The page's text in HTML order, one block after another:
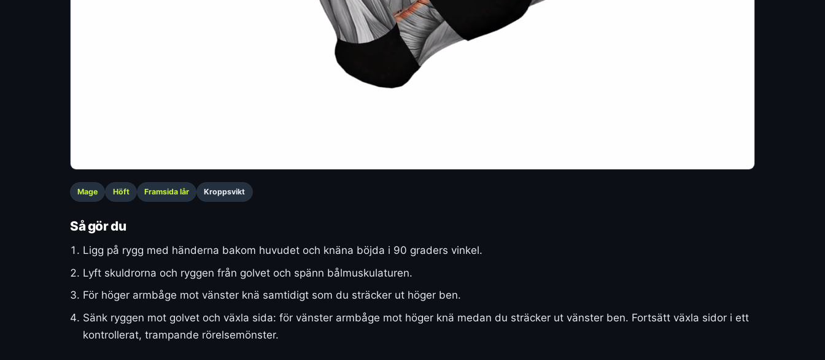
Mage Höft Framsida lår Kroppsvikt
Så gör du
Ligg på rygg med händerna bakom huvudet och knäna böjda i 90 graders vinkel.
Lyft skuldrorna och ryggen från golvet och spänn bålmuskulaturen.
För höger armbåge mot vänster knä samtidigt som du sträcker ut höger ben.
Sänk ryggen mot golvet och växla sida: för vänster armbåge mot höger knä medan du sträcker ut vänster ben. Fortsätt växla sidor i ett
kontrollerat, trampande rörelsemönster.